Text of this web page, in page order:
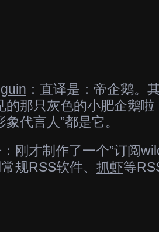
：直译是：帝企鹅。
的那只灰色的小肥企鹅
代言人”都是它。
刚才制作了一个”订阅
规RSS软件、 抓虾等